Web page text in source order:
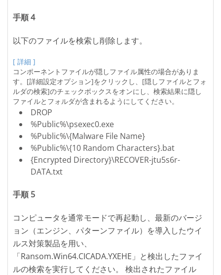
手順 4
以下のファイルを検索し削除します。
[ 詳細 ]
コンポーネントファイルが隠しファイル属性の場合がありま
す。[詳細設定オプション]をクリックし、[隠しファイルとフォ
ルダの検索]のチェックボックスをオンにし、検索結果に隠し
ファイルとフォルダが含まれるようにしてください。
DROP
%Public%\psexec0.exe
%Public%\{Malware File Name}
%Public%\{10 Random Characters}.bat
{Encrypted Directory}\RECOVER-jtu5s6r-
DATA.txt
手順 5
コンピュータを通常モードで再起動し、最新のバージ
ョン（エンジン、パターンファイル）を導入したウイ
ルス対策製品を用い、
「Ransom.Win64.CICADA.YXEHE」と検出したファイ
ルの検索を実行してください。 検出されたファイル